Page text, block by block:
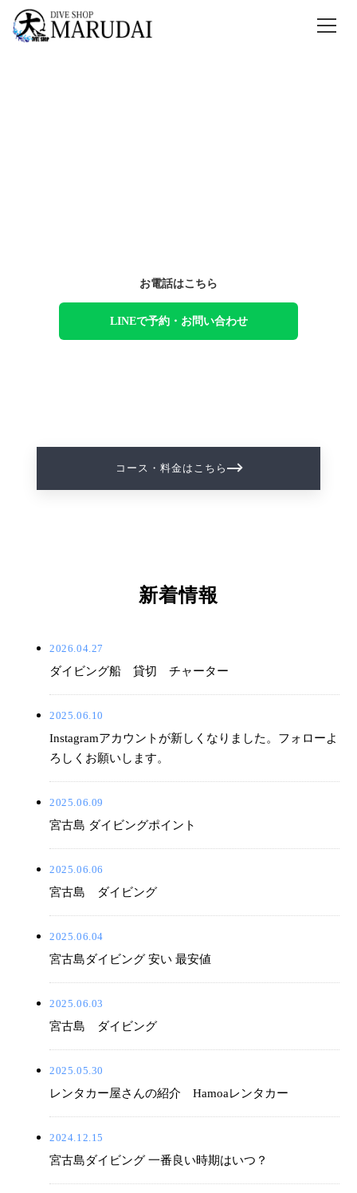
お電話はこちら
LINEで予約・お問い合わせ
コース・料金はこちら
新着情報
2026.04.27
ダイビング船 貸切 チャーター
2025.06.10
Instagramアカウントが新しくなりました。フォローよ
ろしくお願いします。
2025.06.09
宮古島 ダイビングポイント
2025.06.06
宮古島 ダイビング
2025.06.04
宮古島ダイビング 安い 最安値
2025.06.03
宮古島 ダイビング
2025.05.30
レンタカー屋さんの紹介 Hamoaレンタカー
2024.12.15
宮古島ダイビング 一番良い時期はいつ？